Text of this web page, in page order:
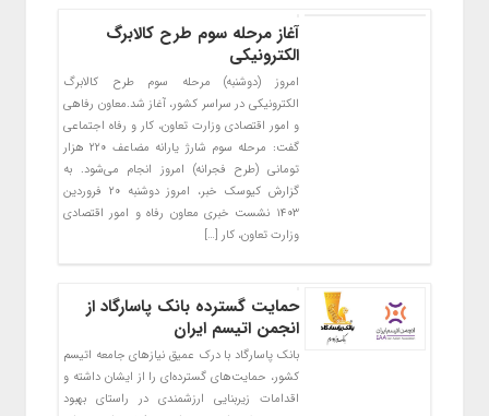
آغاز مرحله سوم طرح کالابرگ
الکترونیکی
امروز (دوشنبه) مرحله سوم طرح کالابرگ
الکترونیکی در سراسر کشور، آغاز شد.معاون رفاهی
و امور اقتصادی وزارت تعاون، کار و رفاه اجتماعی
گفت: مرحله سوم شارژ یارانه مضاعف ۲۲۰ هزار
تومانی (طرح فجرانه) امروز انجام می‌شود. به
گزارش کیوسک خبر، امروز دوشنبه ۲۰ فروردین
۱۴۰۳ نشست خبری معاون رفاه و امور اقتصادی
وزارت تعاون، کار […]
حمایت گسترده بانک پاسارگاد از
انجمن اتیسم ایران
بانک پاسارگاد با درک عمیق نیاز‌های جامعه اتیسم
کشور، حمایت‌های گسترده‌ای را از ایشان داشته و
اقدامات زیربنایی ارزشمندی در راستای بهبود